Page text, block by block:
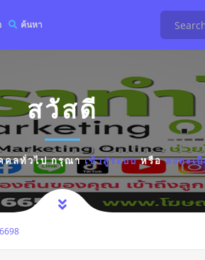
ค้นหา
สวัสดี
คลทั่วไปกรุณาเข้าสู่ระบบหรือลงทะเ